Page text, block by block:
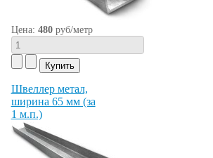
Цена: 480руб/метр
Швеллер метал,
ширина 65 мм (за
1 м.п.)